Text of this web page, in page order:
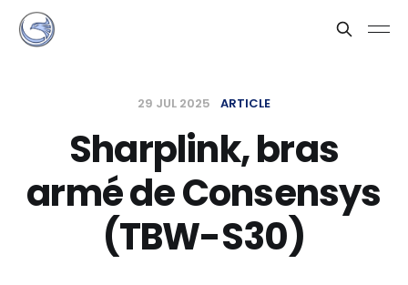
29 JUL 2025 ARTICLE
Sharplink, bras
armé de Consensys
(TBW-S30)